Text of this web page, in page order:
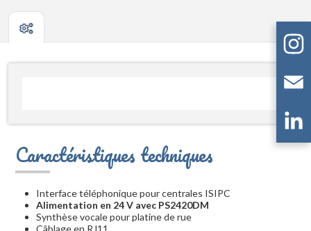
Caractéristiques techniques
Interface téléphonique pour centrales ISIPC
Alimentation en 24 V avec PS2420DM
Synthèse vocale pour platine de rue